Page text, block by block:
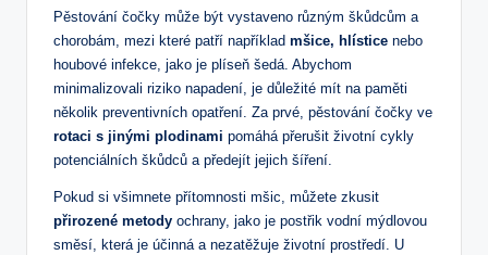
Pěstování čočky může být vystaveno různým škůdcům a
chorobám, mezi které patří například mšice, hlístice nebo
houbové infekce, jako je plíseň šedá. Abychom
minimalizovali riziko napadení, je důležité mít na paměti
několik preventivních opatření. Za prvé, pěstování čočky ve
rotaci s jinými plodinami pomáhá přerušit životní cykly
potenciálních škůdců a předejít jejich šíření.
Pokud si všimnete přítomnosti mšic, můžete zkusit
přirozené metody ochrany, jako je postřik vodní mýdlovou
směsí, která je účinná a nezatěžuje životní prostředí. U